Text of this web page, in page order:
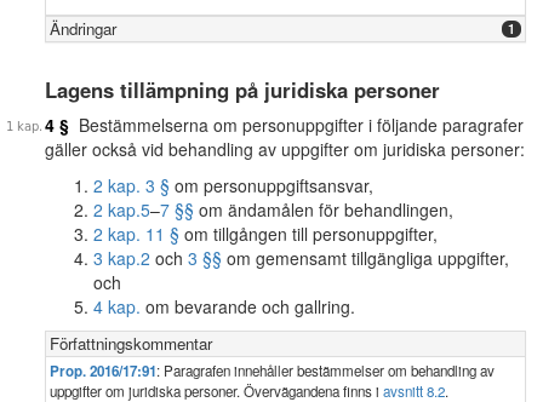
Ändringar 1
Lagens tillämpning på juridiska personer
4 § Bestämmelserna om personuppgifter i följande paragrafer
gäller också vid behandling av uppgifter om juridiska personer:
2 kap. 3 § om personuppgiftsansvar,
2 kap.5–7 §§ om ändamålen för behandlingen,
2 kap. 11 § om tillgången till personuppgifter,
3 kap.2 och 3 §§ om gemensamt tillgängliga uppgifter,
och
4 kap. om bevarande och gallring.
Författningskommentar
Prop. 2016/17:91: Paragrafen innehåller bestämmelser om behandling av
uppgifter om juridiska personer. Övervägandena finns i avsnitt 8.2.